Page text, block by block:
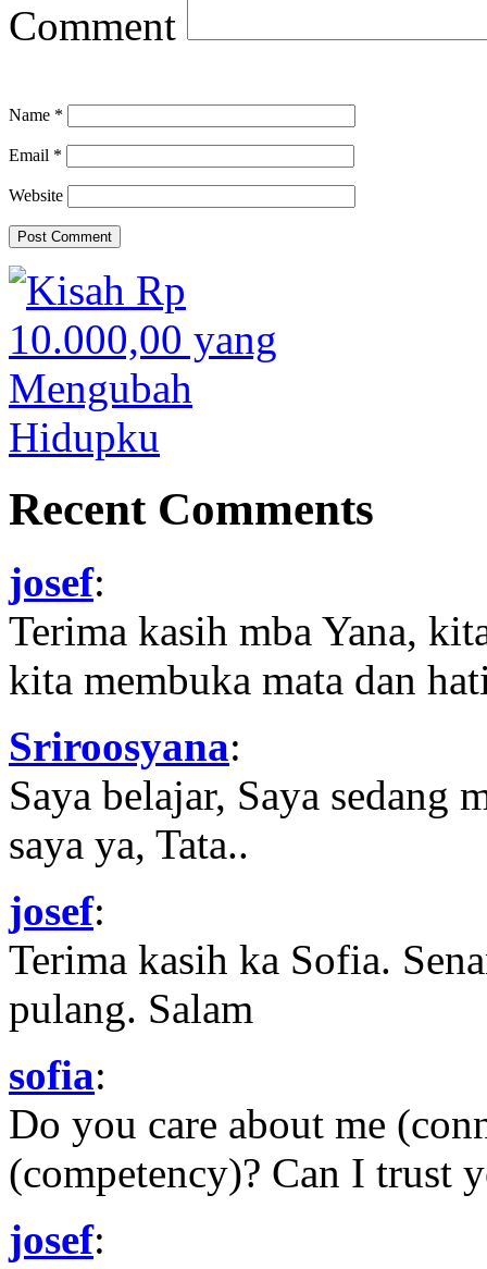
Comment
Name *
Email *
Website
Recent Comments
josef:
Terima kasih mba Yana,
kita membuka mata dan
Sriroosyana:
Saya belajar, Saya sedang
saya ya, Tata..
josef:
Terima kasih ka Sofia.
pulang. Salam
sofia:
Do you care about me
(competency)? Can I trust
josef: